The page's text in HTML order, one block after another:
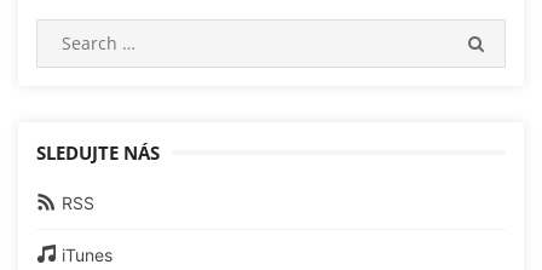
SLEDUJTE NÁS
RSS
iTunes